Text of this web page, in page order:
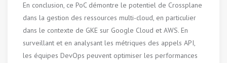
En conclusion, ce PoC démontre le potentiel de Crossplane
dans la gestion des ressources multi-cloud, en particulier
dans le contexte de GKE sur Google Cloud et AWS. En
surveillant et en analysant les métriques des appels API,
les équipes DevOps peuvent optimiser les performances